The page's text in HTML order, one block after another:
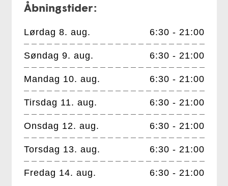
Åbningstider:
Lørdag 8. aug. 6:30 - 21:00
Søndag 9. aug. 6:30 - 21:00
Mandag 10. aug. 6:30 - 21:00
Tirsdag 11. aug. 6:30 - 21:00
Onsdag 12. aug. 6:30 - 21:00
Torsdag 13. aug. 6:30 - 21:00
Fredag 14. aug. 6:30 - 21:00